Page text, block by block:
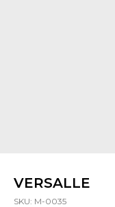
VERSALLE
SKU: M-0035